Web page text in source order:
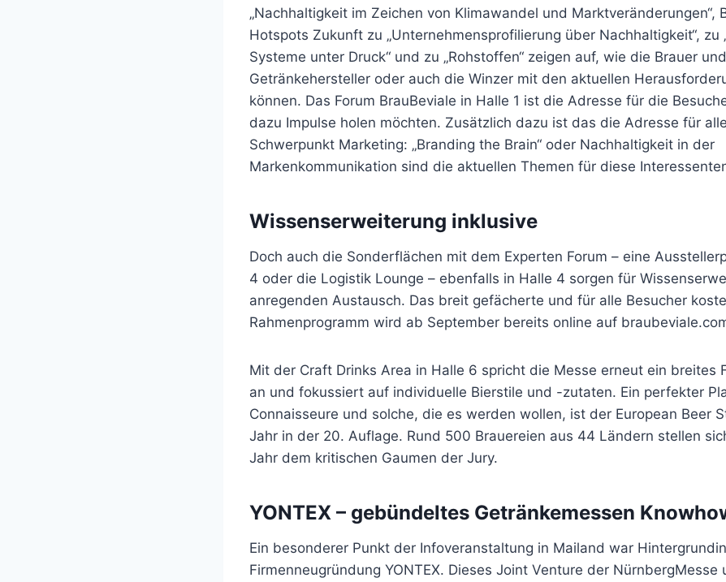
„Nachhaltigkeit im Zeichen von Klimawandel und Marktveränderungen“,
Hotspots Zukunft zu „Unternehmensprofilierung über Nachhaltigkeit“, zu
Systeme unter Druck“ und zu „Rohstoffen“ zeigen auf, wie die Brauer und
Getränkehersteller oder auch die Winzer mit den aktuellen
können. Das Forum BrauBeviale in Halle 1 ist die Adresse für die
dazu Impulse holen möchten. Zusätzlich dazu ist das die Adresse für
Schwerpunkt Marketing: „Branding the Brain“ oder Nachhaltigkeit in der
Markenkommunikation sind die aktuellen Themen für diese
Wissenserweiterung inklusive
Doch auch die Sonderflächen mit dem Experten Forum – eine
4 oder die Logistik Lounge – ebenfalls in Halle 4 sorgen für
anregenden Austausch. Das breit gefächerte und für alle Besucher
Rahmenprogramm wird ab September bereits online auf
Mit der Craft Drinks Area in Halle 6 spricht die Messe erneut ein breites
an und fokussiert auf individuelle Bierstile und -zutaten. Ein perfekter
Connaisseure und solche, die es werden wollen, ist der European Beer
Jahr in der 20. Auflage. Rund 500 Brauereien aus 44 Ländern stellen
Jahr dem kritischen Gaumen der Jury.
YONTEX – gebündeltes Getränkemessen
Ein besonderer Punkt der Infoveranstaltung in Mailand war
Firmenneugründung YONTEX. Dieses Joint Venture der NürnbergMesse